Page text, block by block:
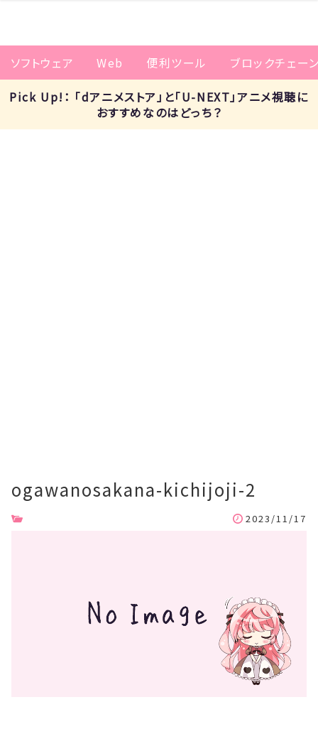
ソフトウェア Web 便利ツール
ブロックチェー
Pick Up!： 「dアニメストア」と「U-NEXT」アニメ視聴に
おすすめなのはどっち？
ogawanosakana-kichijoji-2
2023/11/17